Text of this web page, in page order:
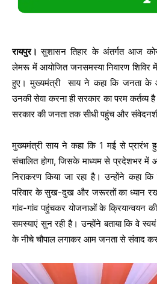
रायपुर।सुशासन तिहार के अंतर्गत आज
लेमरू में आयोजित जनसमस्या निवारण शिविर
हुए। मुख्यमंत्री साय ने कहा कि जनता के
उनकी सेवा करना ही सरकार का परम कर्तव्य
सरकार की जनता तक सीधी पहुंच और
मुख्यमंत्री साय ने कहा कि 1 मई से
संचालित होगा, जिसके माध्यम से प्रदेशभर में
निराकरण किया जा रहा है। उन्होंने कहा कि
परिवार के सुख-दुख और जरूरतों का ध्यान
गांव-गांव पहुंचकर योजनाओं के क्रियान्वयन
समस्याएं सुन रही है। उन्होंने बताया कि वे
के नीचे चौपाल लगाकर आम जनता से संवाद